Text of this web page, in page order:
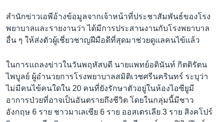
สำนักข่าวเอพีอ้างข้อมูลจากเจ้าหน้าที่ประชาสัมพันธ์ของโรง
พยาบาลและรายงานว่า ได้มีการประสานงานกับโรงพยาบาล
อื่น ๆ ให้ส่งตัวผู้เชี่ยวชาญฝีมือดีที่สุดมาช่วยดูแลคนไข้แล้ว
ในการแถลงข่าวในวันพฤหัสบดี นายแพทย์อดินันท์ กิตติรัตน
ไพบูลย์ ผู้อำนวยการโรงพยาบาลสมิติเวชศรีนครินทร์ ระบุว่า
ไม่มีคนไข้คนใดใน 20 คนที่ยังรักษาตัวอยู่ในห้องไอซียูมี
อาการป่วยที่อาจเป็นอันตรายถึงชีวิต โดยในกลุ่มนี้มีชาว
อังกฤษ 6 ราย ชาวมาเลเซีย 6 ราย ออสเตรเลีย 3 ราย สิงคโปร์